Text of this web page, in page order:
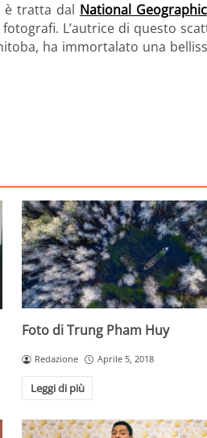
è tratta dal National Geographic
L’autrice di questo
ha immortalato una
Foto di Trung Pham Huy
Redazione Aprile 5, 2018
Leggi di più